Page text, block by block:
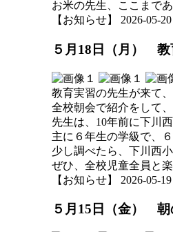
お米の先生、ここまで
【お知らせ】 2026-05-
５月18日（月） 教
教育実習の先生が来て
全校朝会で紹介をして
先生は、10年前に下川
主に６年生の学級で、
少し調べたら、下川西
ぜひ、全校児童全員と
【お知らせ】 2026-05-
５月15日（金） 朝